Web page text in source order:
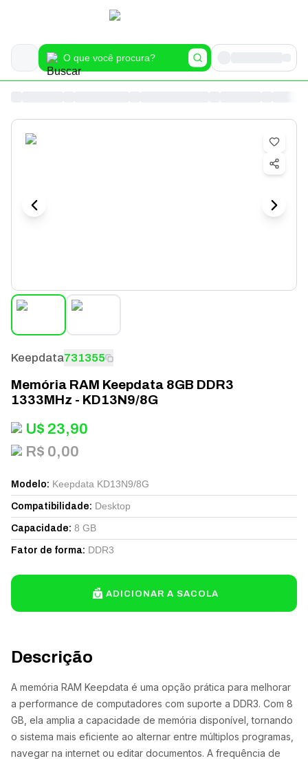
Descrição
A memória RAM Keepdata é uma opção prática para melhorar
a performance de computadores com suporte a DDR3. Com 8
GB, ela amplia a capacidade de memória disponível, tornando
o sistema mais eficiente ao alternar entre múltiplos programas,
navegar na internet ou editar documentos. A frequência de
Keepdata731355
Memória RAM Keepdata 8GB DDR3
1333MHz - KD13N9/8G
U$ 23,90
R$ 0,00
Modelo: Keepdata KD13N9/8G
Compatibilidade: Desktop
Capacidade: 8 GB
Fator de forma: DDR3
ADICIONAR A SACOLA